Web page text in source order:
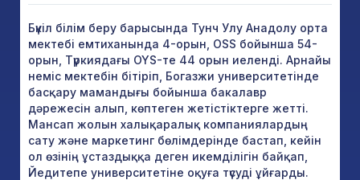
Бүкіл білім беру барысында Тунч Улу Анадолу орта
мектебі емтиханында 4-орын, OSS бойынша 54-
орын, Түркиядағы OYS-те 44 орын иеленді. Арнайы
неміс мектебін бітіріп, Богазжи университетінде
басқару мамандығы бойынша бакалавр
дәрежесін алып, көптеген жетістіктерге жетті.
Мансап жолын халықаралық компаниялардың
сату және маркетинг бөлімдерінде бастап, кейін
ол өзінің ұстаздыққа деген икемділігін байқап,
Йедитепе университетіне оқуға түсуді ұйғарды.